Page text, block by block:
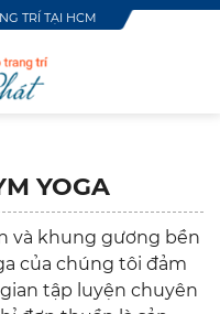
TRÍ TẠI HCM
YOGA
và khung gương bền
của chúng tôi đảm
tập luyện chuyên